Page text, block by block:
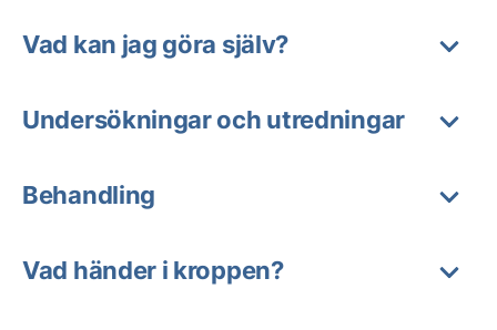
Vad kan jag göra själv?
Undersökningar och utredningar
Behandling
Vad händer i kroppen?